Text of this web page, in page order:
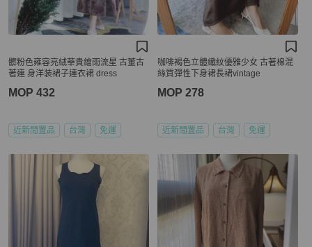
髒粉色雍容亮絨華貴繪雨流星 古董古
著連 身洋装裙子連衣裙 dress
MOP 432
近新閒置品 台灣 免運
咖啡褐色立體織紋優雅少女 古著棉混
絲質彈性下身裙長裙vintage
MOP 278
近新閒置品 台灣 免運